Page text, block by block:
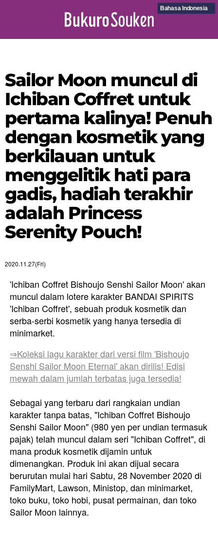
Bahasa Indonesia
Sailor Moon muncul di
Ichiban Coffret untuk
pertama kalinya! Penuh
dengan kosmetik yang
berkilauan untuk
menggelitik hati para
gadis, hadiah terakhir
adalah Princess
Serenity Pouch!
2020.11.27(Fri)
'Ichiban Coffret Bishoujo Senshi Sailor Moon' akan
muncul dalam lotere karakter BANDAI SPIRITS
'Ichiban Coffret', sebuah produk kosmetik dan
serba-serbi kosmetik yang hanya tersedia di
minimarket.
⇒Koleksi lagu karakter dari versi film 'Bishoujo
Senshi Sailor Moon Eternal' akan dirilis! Edisi
mewah dalam jumlah terbatas juga tersedia!
Sebagai yang terbaru dari rangkaian undian
karakter tanpa batas, "Ichiban Coffret Bishoujo
Senshi Sailor Moon" (980 yen per undian termasuk
pajak) telah muncul dalam seri "Ichiban Coffret", di
mana produk kosmetik dijamin untuk
dimenangkan. Produk ini akan dijual secara
berurutan mulai hari Sabtu, 28 November 2020 di
FamilyMart, Lawson, Ministop, dan minimarket,
toko buku, toko hobi, pusat permainan, dan toko
Sailor Moon lainnya.